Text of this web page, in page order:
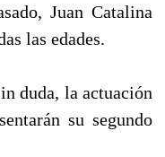
Juan Catalina
las edades.
duda, la actuación
su segundo